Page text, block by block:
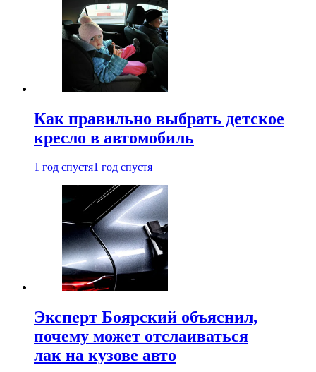
Как правильно выбрать детское
кресло в автомобиль
1 год спустя1 год спустя
Эксперт Боярский объяснил,
почему может отслаиваться
лак на кузове авто